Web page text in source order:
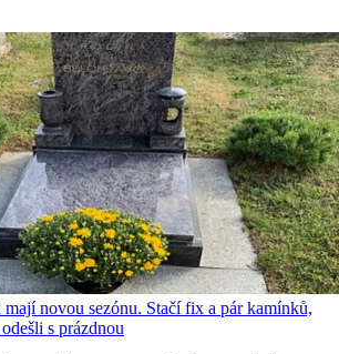
novou sezónu. Stačí fix a pár kamínků,
s prázdnou